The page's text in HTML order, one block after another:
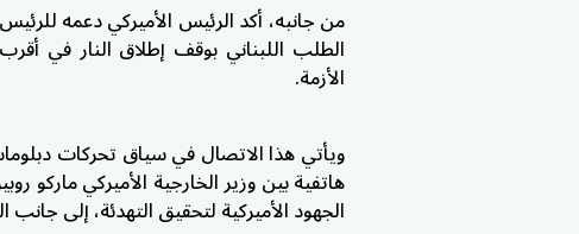
من جانبه، أكد الرئيس الأميركي دعمه
الطلب اللبناني بوقف إطلاق النار في
الأزمة.
ويأتي هذا الاتصال في سياق تحركات
هاتفية بين وزير الخارجية الأميركي ماركو
الجهود الأميركية لتحقيق التهدئة، إلى